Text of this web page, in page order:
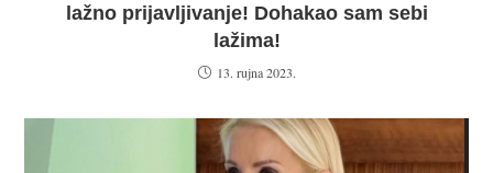
lažno prijavljivanje! Dohakao sam sebi
lažima!
13. rujna 2023.